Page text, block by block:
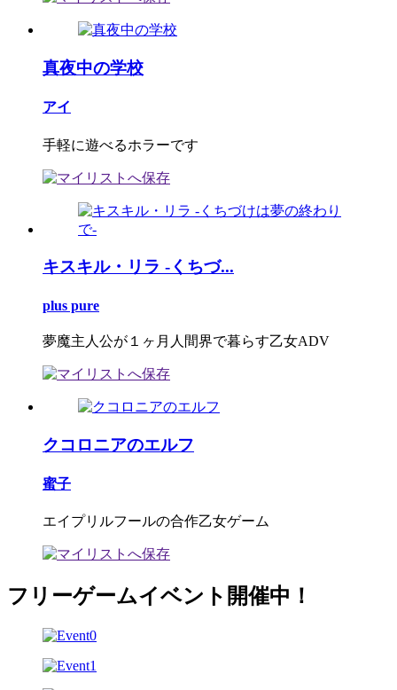
真夜中の学校
アイ
手軽に遊べるホラーです
キスキル・リラ -くちづ...
plus pure
夢魔主人公が１ヶ月人間界で暮らす乙女ADV
クコロニアのエルフ
蜜子
エイプリルフールの合作乙女ゲーム
フリーゲームイベント開催中！